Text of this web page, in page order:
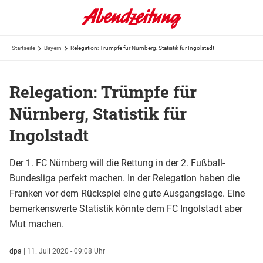
Startseite Bayern Relegation: Trümpfe für Nürnberg, Statistik für Ingolstadt
Relegation: Trümpfe für
Nürnberg, Statistik für
Ingolstadt
Der 1. FC Nürnberg will die Rettung in der 2. Fußball-
Bundesliga perfekt machen. In der Relegation haben die
Franken vor dem Rückspiel eine gute Ausgangslage. Eine
bemerkenswerte Statistik könnte dem FC Ingolstadt aber
Mut machen.
dpa | 11. Juli 2020 - 09:08 Uhr